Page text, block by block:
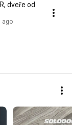
dveře od
ago